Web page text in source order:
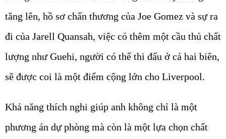
tăng lên, hồ sơ chấn thương của Joe Gomez và sự ra
đi của Jarell Quansah, việc có thêm một cầu thủ chất
lượng như Guehi, người có thể thi đấu ở cả hai biên,
sẽ được coi là một điểm cộng lớn cho Liverpool.
Khả năng thích nghi giúp anh không chỉ là một
phương án dự phòng mà còn là một lựa chọn chất